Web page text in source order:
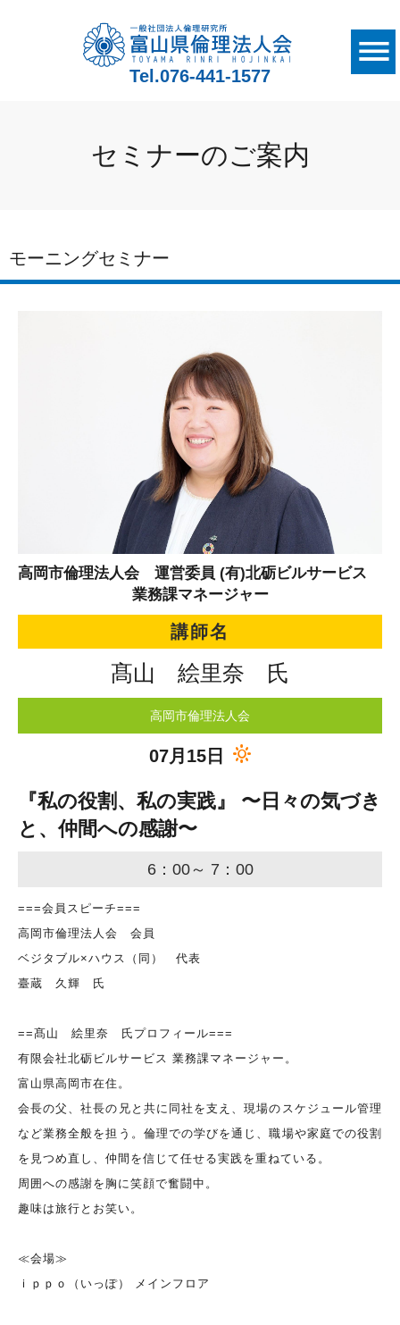
Tel.076-441-1577
セミナーのご案内
モーニングセミナー
高岡市倫理法人会 運営委員 (有)北砺ビルサービス
業務課マネージャー
講師名
髙山 絵里奈 氏
高岡市倫理法人会
07月15日
『私の役割、私の実践』 〜日々の気づき
と、仲間への感謝〜
6：00～ 7：00
===会員スピーチ===
高岡市倫理法人会 会員
ベジタブル×ハウス（同） 代表
臺蔵 久輝 氏
==髙山 絵里奈 氏プロフィール===
有限会社北砺ビルサービス 業務課マネージャー。
富山県高岡市在住。
会長の父、社長の兄と共に同社を支え、現場のスケジュール管理
など業務全般を担う。倫理での学びを通じ、職場や家庭での役割
を見つめ直し、仲間を信じて任せる実践を重ねている。
周囲への感謝を胸に笑顔で奮闘中。
趣味は旅行とお笑い。
≪会場≫
ｉｐｐｏ（いっぽ） メインフロア